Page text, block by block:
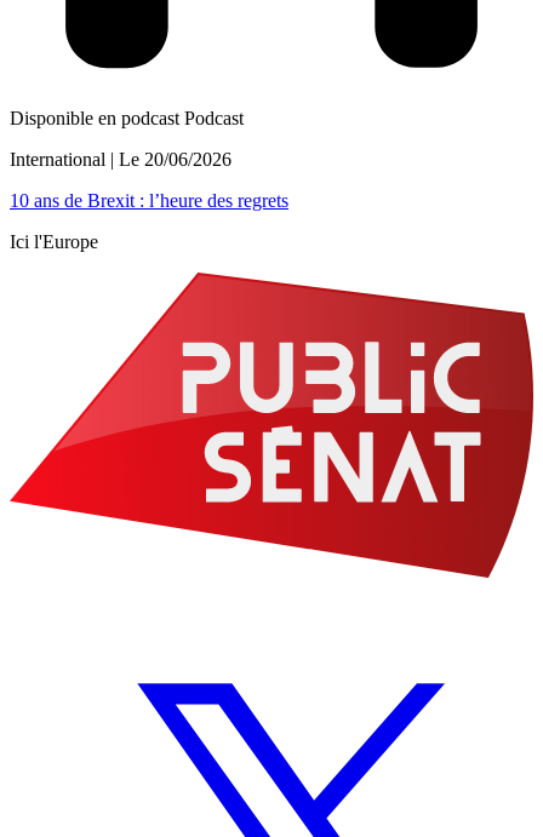
Disponible en podcast Podcast
International | Le 20/06/2026
10 ans de Brexit : l’heure des regrets
Ici l'Europe